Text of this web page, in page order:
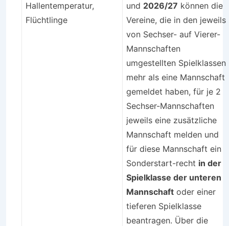
Hallentemperatur,
Flüchtlinge
und 2026/27 können die
Vereine, die in den jeweils
von Sechser- auf Vierer-
Mannschaften
umgestellten Spielklassen
mehr als eine Mannschaft
gemeldet haben, für je 2
Sechser-Mannschaften
jeweils eine zusätzliche
Mannschaft melden und
für diese Mannschaft ein
Sonderstart-recht in der
Spielklasse der unteren
Mannschaft oder einer
tieferen Spielklasse
beantragen. Über die